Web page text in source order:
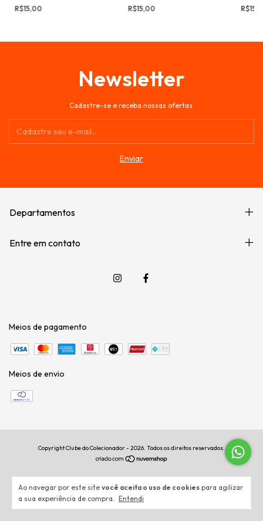
Ao navegar por este site você aceita o uso de cookies para agilizar
a sua experiência de compra. Entendi
R$15,00
R$15,00
Newsletter
Cadastre-se e receba nossas ofertas.
Departamentos
Entre em contato
Meios de pagamento
Meios de envio
Copyright Clube do Colecionador - 2026. Todos os direitos reservados.